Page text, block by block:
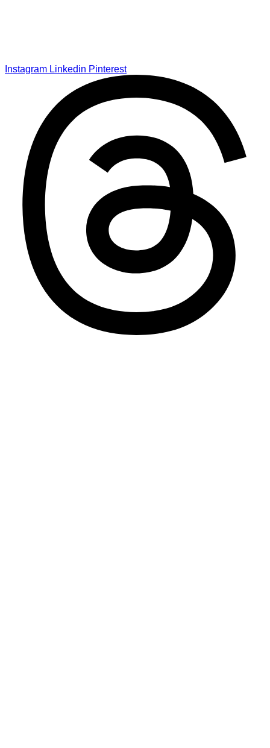
Instagram Linkedin Pinterest